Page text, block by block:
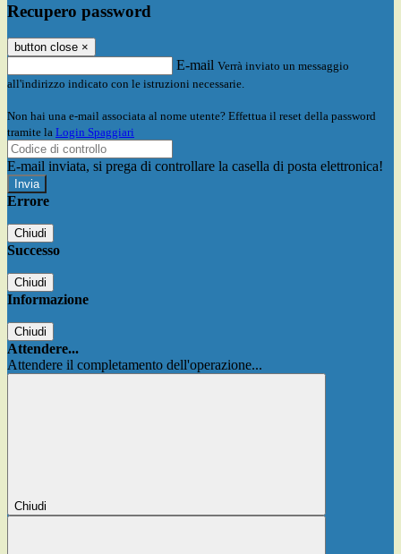
Recupero password
button close ×
E-mail Verrà inviato un messaggio
all'indirizzo indicato con le istruzioni necessarie.
Non hai una e-mail associata al nome utente? Effettua il reset della password
tramite la Login Spaggiari
E-mail inviata, si prega di controllare la casella di posta elettronica!
Errore
Chiudi
Successo
Chiudi
Informazione
Chiudi
Attendere...
Attendere il completamento dell'operazione...
Chiudi